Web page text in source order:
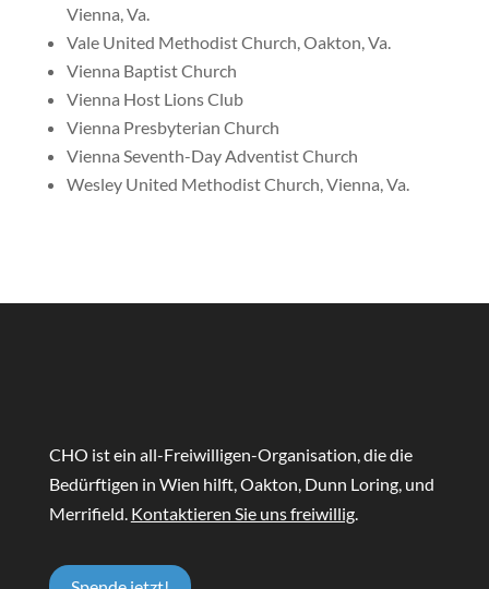
Vienna, Va.
Vale United Methodist Church, Oakton, Va.
Vienna Baptist Church
Vienna Host Lions Club
Vienna Presbyterian Church
Vienna Seventh-Day Adventist Church
Wesley United Methodist Church, Vienna, Va.
CHO ist ein all-Freiwilligen-Organisation, die die
Bedürftigen in Wien hilft, Oakton, Dunn Loring, und
Merrifield. Kontaktieren Sie uns freiwillig.